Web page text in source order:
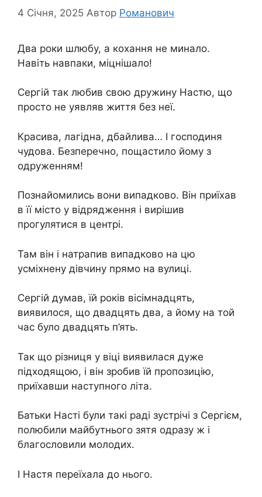
4 Січня, 2025 Автор Романович
Два роки шлюбу, а кохання не минало.
Навіть навпаки, міцнішало!
Сергій так любив свою дружину Настю, що
просто не уявляв життя без неї.
Красива, лагідна, дбайлива… І господиня
чудова. Безперечно, пощастило йому з
одруженням!
Познайомились вони випадково. Він приїхав
в її місто у відрядження і вирішив
прогулятися в центрі.
Там він і натрапив випадково на цю
усміхнену дівчину прямо на вулиці.
Сергій думав, їй років вісімнадцять,
виявилося, що двадцять два, а йому на той
час було двадцять п’ять.
Так що різниця у віці виявилася дуже
підходящою, і він зробив їй пропозицію,
приїхавши наступного літа.
Батьки Насті були такі раді зустрічі з Сергієм,
полюбили майбутнього зятя одразу ж і
благословили молодих.
І Настя переїхала до нього.